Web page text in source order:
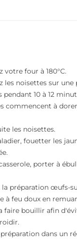
votre four à 180°C.
les noisettes sur
pendant 10 à 12
commencent à
les noisettes.
fouetter les
porter à
la préparation œufs-
à feu doux en
faire bouillir afin
préparation dans un